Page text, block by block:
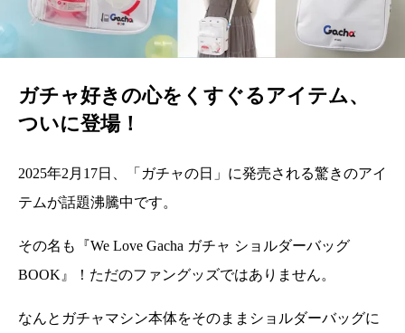
ガチャ好きの心をくすぐるアイテム、
ついに登場！
2025年2月17日、「ガチャの日」に発売される驚きのアイ
テムが話題沸騰中です。
その名も『We Love Gacha ガチャ ショルダーバッグ
BOOK』！ただのファングッズではありません。
なんとガチャマシン本体をそのままショルダーバッグに